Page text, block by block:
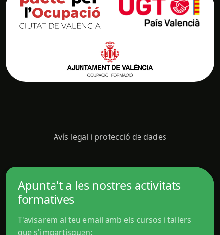
Avís legal i protecció de dades
Apunta't a les nostres activitats
formatives
T'avisarem al teu email amb els cursos i tallers
que s'impartisquen: